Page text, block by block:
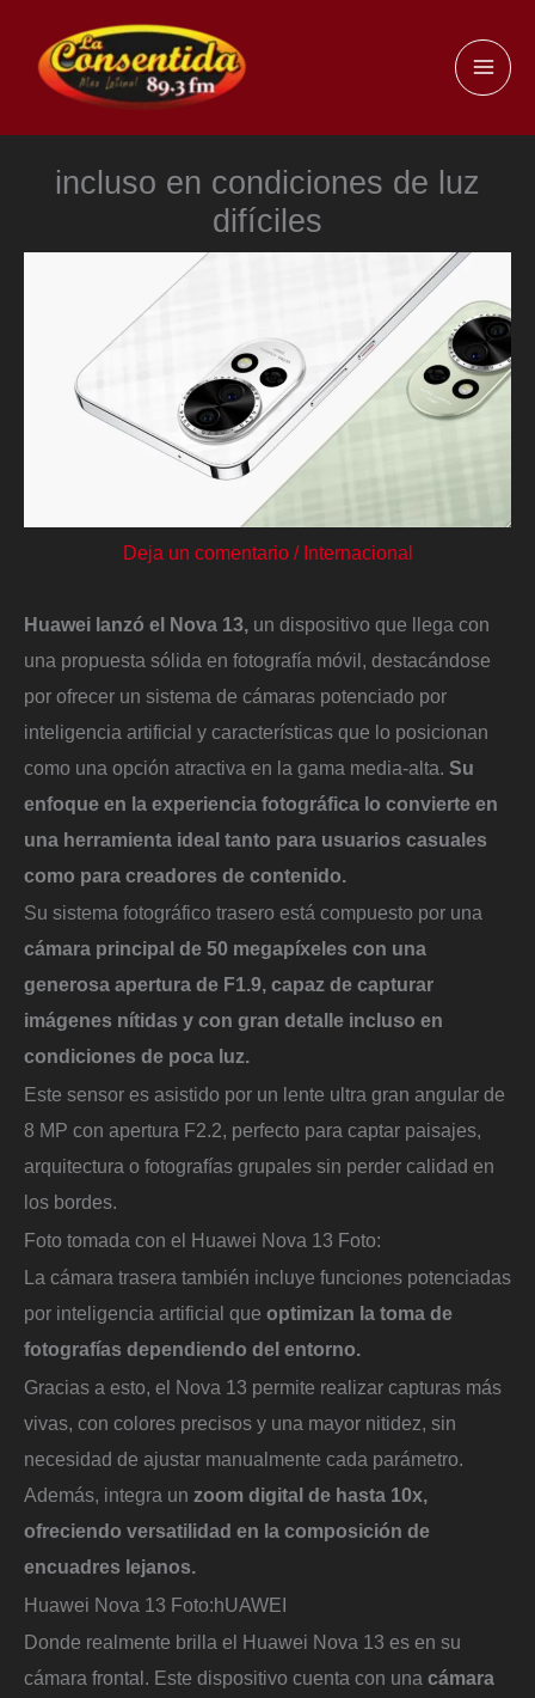
contenido
incluso en condiciones de luz
difíciles
Deja un comentario / Internacional
Huawei lanzó el Nova 13, un dispositivo que llega con
una propuesta sólida en fotografía móvil, destacándose
por ofrecer un sistema de cámaras potenciado por
inteligencia artificial y características que lo posicionan
como una opción atractiva en la gama media-alta. Su
enfoque en la experiencia fotográfica lo convierte en
una herramienta ideal tanto para usuarios casuales
como para creadores de contenido.
Su sistema fotográfico trasero está compuesto por una
cámara principal de 50 megapíxeles con una
generosa apertura de F1.9, capaz de capturar
imágenes nítidas y con gran detalle incluso en
condiciones de poca luz.
Este sensor es asistido por un lente ultra gran angular de
8 MP con apertura F2.2, perfecto para captar paisajes,
arquitectura o fotografías grupales sin perder calidad en
los bordes.
Foto tomada con el Huawei Nova 13 Foto:
La cámara trasera también incluye funciones potenciadas
por inteligencia artificial que optimizan la toma de
fotografías dependiendo del entorno.
Gracias a esto, el Nova 13 permite realizar capturas más
vivas, con colores precisos y una mayor nitidez, sin
necesidad de ajustar manualmente cada parámetro.
Además, integra un zoom digital de hasta 10x,
ofreciendo versatilidad en la composición de
encuadres lejanos.
Huawei Nova 13 Foto:hUAWEI
Donde realmente brilla el Huawei Nova 13 es en su
cámara frontal. Este dispositivo cuenta con una cámara